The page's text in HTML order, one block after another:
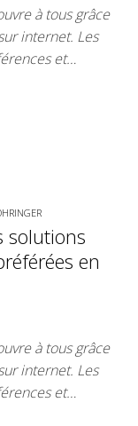
à tous grâce
internet. Les
et…
solutions
en
à tous grâce
internet. Les
et…